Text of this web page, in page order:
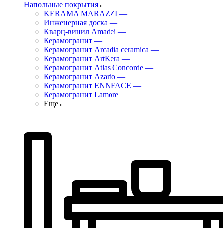
Напольные покрытия
KERAMA MARAZZI —
Инженерная доска —
Кварц-винил Amadei —
Керамогранит —
Керамогранит Arcadia ceramica —
Керамогранит ArtKera —
Керамогранит Atlas Concorde —
Керамогранит Azario —
Керамогранит ENNFACE —
Керамогранит Lamore
Еще